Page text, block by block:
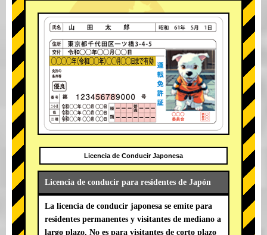
Licencia de Conducir Japonesa
Licencia de conducir para residentes de Japón
La licencia de conducir japonesa se emite para
residentes permanentes y visitantes de mediano a
largo plazo. No es para visitantes de corto plazo